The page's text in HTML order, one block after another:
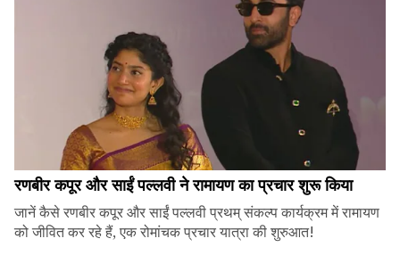
रणबीर कपूर और साईं पल्लवी ने रामायण का प्रचार शुरू किया
जानें कैसे रणबीर कपूर और साईं पल्लवी प्रथम् संकल्प कार्यक्रम में रामायण
को जीवित कर रहे हैं, एक रोमांचक प्रचार यात्रा की शुरुआत!